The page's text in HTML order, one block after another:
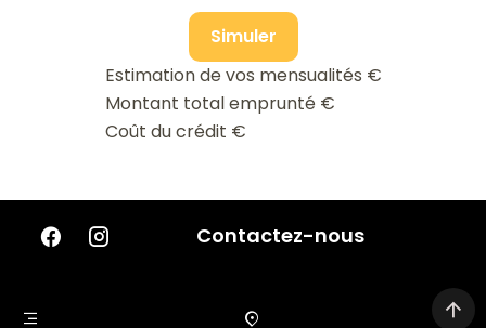
Simuler
Estimation de vos mensualités €
Montant total emprunté €
Coût du crédit €
Contactez-nous